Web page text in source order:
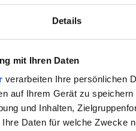
Details
mit Ihren Daten
verarbeiten Ihre persönlichen
auf Ihrem Gerät zu
und Inhalten,
Daten für welche Zwecke
WiFi
TV-Bildschirme